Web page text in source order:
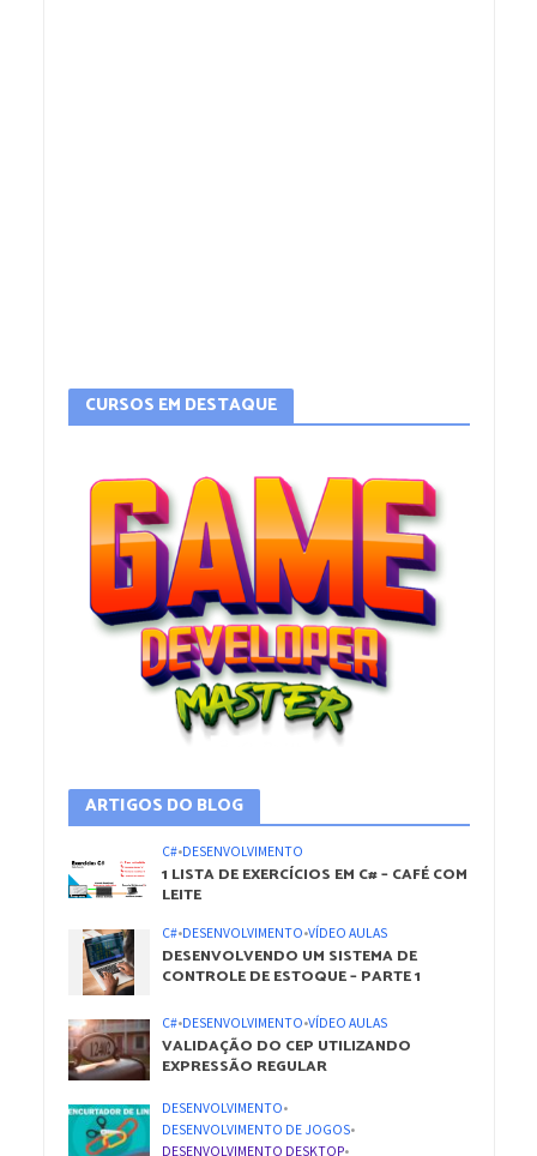
CURSOS EM DESTAQUE
ARTIGOS DO BLOG
C#•DESENVOLVIMENTO
1 LISTA DE EXERCÍCIOS EM C# – CAFÉ COM
LEITE
C#•DESENVOLVIMENTO•VÍDEO AULAS
DESENVOLVENDO UM SISTEMA DE
CONTROLE DE ESTOQUE – PARTE 1
C#•DESENVOLVIMENTO•VÍDEO AULAS
VALIDAÇÃO DO CEP UTILIZANDO
EXPRESSÃO REGULAR
DESENVOLVIMENTO•
DESENVOLVIMENTO DE JOGOS•
DESENVOLVIMENTO DESKTOP•